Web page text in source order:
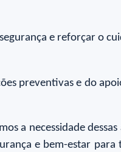
e reforçar o
preventivas e do
a necessidade dessas
e bem-estar para